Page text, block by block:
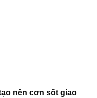
nên cơn sốt giao